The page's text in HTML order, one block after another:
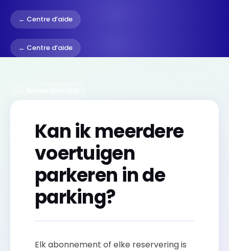
← Centre d’aide
← Centre d’aide
Kan ik meerdere
voertuigen
parkeren in de
parking?
Elk abonnement of elke reservering is